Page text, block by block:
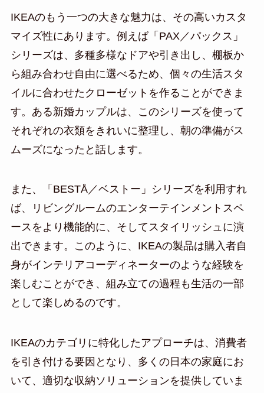
IKEAのもう一つの大きな魅力は、その高いカスタ
マイズ性にあります。例えば「PAX／パックス」
シリーズは、多種多様なドアや引き出し、棚板か
ら組み合わせ自由に選べるため、個々の生活スタ
イルに合わせたクローゼットを作ることができま
す。ある新婚カップルは、このシリーズを使って
それぞれの衣類をきれいに整理し、朝の準備がス
ムーズになったと話します。
また、「BESTÅ／ベストー」シリーズを利用すれ
ば、リビングルームのエンターテインメントスペ
ースをより機能的に、そしてスタイリッシュに演
出できます。このように、IKEAの製品は購入者自
身がインテリアコーディネーターのような経験を
楽しむことができ、組み立ての過程も生活の一部
として楽しめるのです。
IKEAのカテゴリに特化したアプローチは、消費者
を引き付ける要因となり、多くの日本の家庭にお
いて、適切な収納ソリューションを提供していま